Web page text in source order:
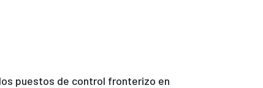
puestos de control fronterizo en